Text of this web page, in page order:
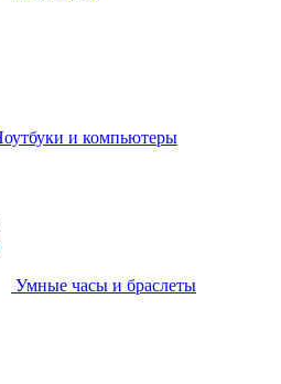
и компьютеры
Умные часы и браслеты